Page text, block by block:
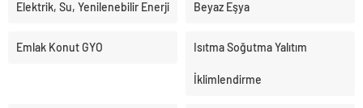
Elektrik, Su, Yenilenebilir Enerji Beyaz Eşya
Emlak Konut GYO Isıtma Soğutma Yalıtım
İklimlendirme